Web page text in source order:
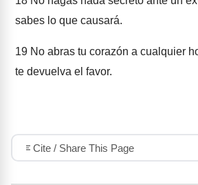
sabes lo que causará.
19 No abras tu corazón a cualquier
te devuelva el favor.
Cite / Share This Page